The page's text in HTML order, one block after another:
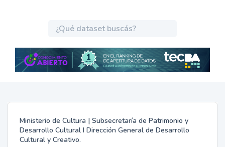
Ministerio de Cultura | Subsecretaría de Patrimonio y
Desarrollo Cultural I Dirección General de Desarrollo
Cultural y Creativo.